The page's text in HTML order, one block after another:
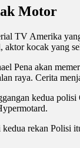
Motor
TV Amerika
kocak yang
Pena akan
raya. Cerita
kedua
rekan